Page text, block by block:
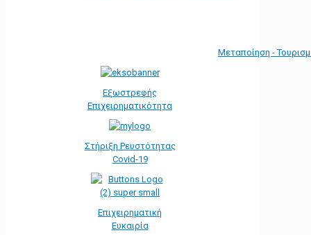
Μεταποίηση -
Εξωστρεφής
Επιχειρηματικότητα
Στήριξη Ρευστότητας
Covid-19
Επιχειρηματική
Ευκαιρία